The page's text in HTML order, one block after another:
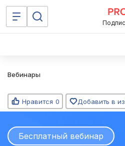
Вебинары
Нравится 0 Добавить в
Бесплатный вебинар